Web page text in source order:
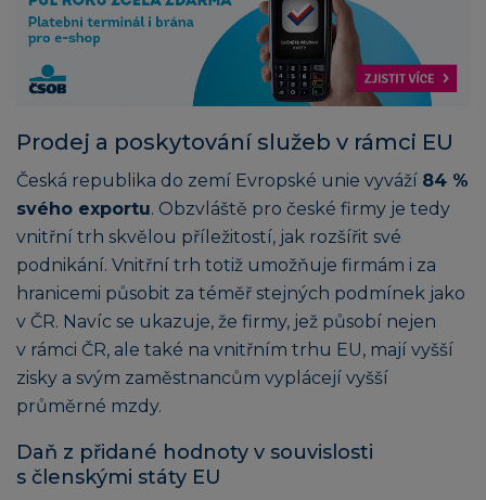
Prodej a poskytování služeb v rámci EU
Česká republika do zemí Evropské unie vyváží 84 %
svého exportu. Obzvláště pro české firmy je tedy
vnitřní trh skvělou příležitostí, jak rozšířit své
podnikání. Vnitřní trh totiž umožňuje firmám i za
hranicemi působit za téměř stejných podmínek jako
v ČR. Navíc se ukazuje, že firmy, jež působí nejen
v rámci ČR, ale také na vnitřním trhu EU, mají vyšší
zisky a svým zaměstnancům vyplácejí vyšší
průměrné mzdy.
Daň z přidané hodnoty v souvislosti
s členskými státy EU